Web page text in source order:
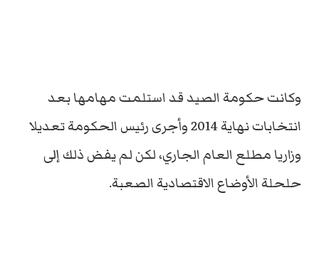
وكانت حكومة الصيد قد استلمت مهامها بعد
انتخابات نهاية 2014 وأجرى رئيس الحكومة تعديلا
وزاريا مطلع العام الجاري، لكن لم يفض ذلك إلى
حلحلة الأوضاع الاقتصادية الصعبة.